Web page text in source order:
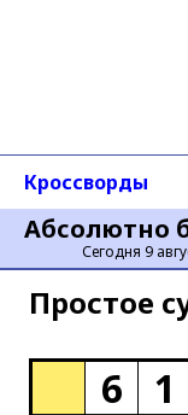
Абсолютно
Сегодня 9
Кроссворды
Простое
6 1